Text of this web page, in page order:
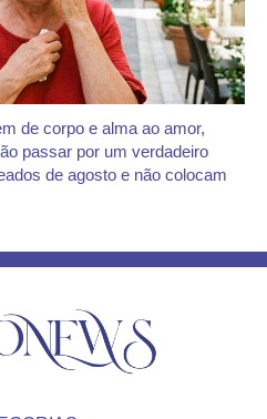
de corpo e alma ao amor,
passar por um verdadeiro
de agosto e não colocam